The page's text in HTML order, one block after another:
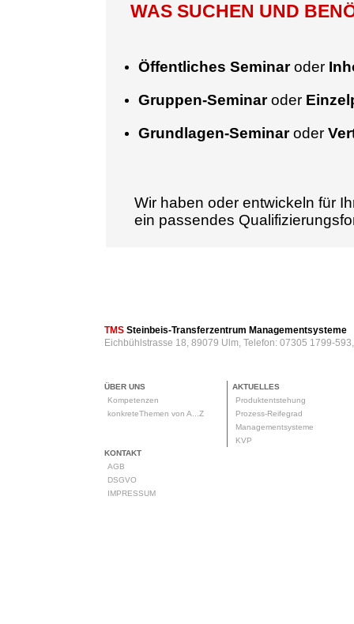
WAS SUCHEN UND
Öffentliches Seminaroder
Gruppen-Seminaroder
Grundlagen-Seminaroder
Wir haben oder entwickeln für
ein passendes
TMS Steinbeis-Transferzentrum Managementsysteme
Eichbühlstrasse 18, 89079 Ulm, Telefon: 07305 1799-
ÜBER UNS
Kompetenzen
konkreteThemen von A...Z
AKTUELLES
Produktentstehung
Prozess-Reifegrad
Managementsysteme
KVP
KONTAKT
AGB
DSGVO
IMPRESSUM